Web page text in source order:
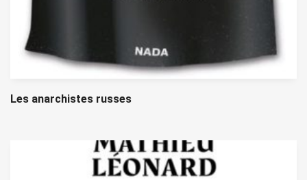
Les anarchistes russes